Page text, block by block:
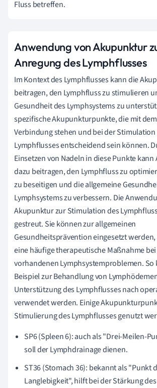
Fluss betreffen.
Anwendung von Akupunktur
Anregung des Lymphflusses
Im Kontext des Lymphflusses kann die
beitragen, den Lymphfluss zu stimulieren
Gesundheit des Lymphsystems zu
spezifische Akupunkturpunkte, die mit
Verbindung stehen und bei der Stimulation
Lymphflusses entscheidend sein können.
Einsetzen von Nadeln in diese Punkte
dazu beitragen, den Lymphfluss zu
zu beseitigen und die allgemeine
Lymphsystems zu verbessern. Die
Akupunktur zur Stimulation des
gestreut. Sie können zur allgemeinen
Gesundheitsprävention eingesetzt
eine häufige therapeutische Maßnahme
vorhandenen Lymphsystemproblemen. So
Beispiel zur Behandlung von
Unterstützung des Lymphflusses nach
verwendet werden. Einige
Stimulierung des Lymphflusses genutzt
SP6 (Spleen 6): auch als "Drei-Meilen-
soll der Lymphdrainage dienen.
ST36 (Stomach 36): bekannt als "Punkt
Langlebigkeit", hilft bei der Stärkung